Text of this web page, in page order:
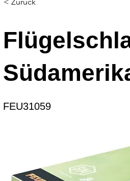
FEU31059